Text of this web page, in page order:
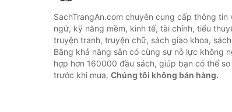
SachTrangAn.com chuyên cung cấp thông tin
ngữ, kỹ năng mềm, kinh tế, tài chính, tiểu
truyện tranh, truyện chữ, sách giao khoa,
Bằng khả năng sẵn có cùng sự nỗ lực không
hợp hơn 160000 đầu sách, giúp bạn có thể
trước khi mua. Chúng tôi không bán hàng.